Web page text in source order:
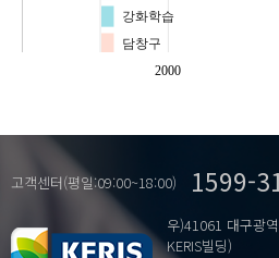
2000
강화학습
담창구
선조체
고객센터(평일:09:00~18:00) 1599-
우)41061 대구광
KERIS빌딩)